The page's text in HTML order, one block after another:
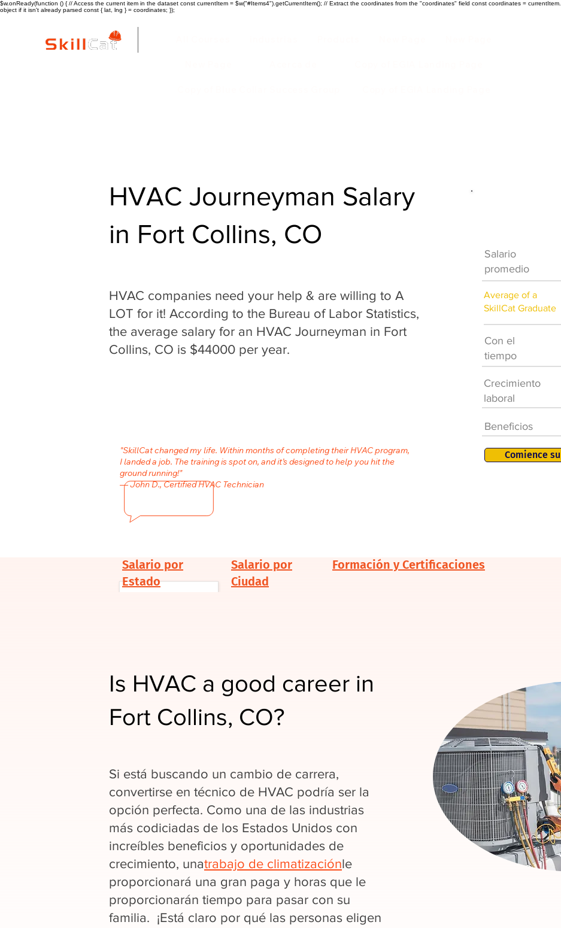
$w.onReady(function () { // Access the current item in the dataset const currentItem = $w("#Items4").getCurrentItem(); // Extract the coordinates from the "coordinates" field const coordinates =
object if it isn't already parsed const { lat, lng } = coordinates; });
HVAC Journeyman Salary
in Fort Collins, CO
HVAC companies need your help & are willing to A
LOT for it! According to the Bureau of Labor Statistics,
the average salary for an HVAC Journeyman in Fort
Collins, CO is $44000 per year.
"SkillCat changed my life. Within months of completing their HVAC program,
I landed a job. The training is spot on, and it’s designed to help you hit the
ground running!"
— John D., Certified HVAC Technician
Salario
promedio
Average of a
SkillCat Graduate
Con el
tiempo
Crecimiento
laboral
Beneficios
Comience
Is HVAC a good career in
Fort Collins, CO?
Si está buscando un cambio de carrera,
convertirse en técnico de HVAC podría ser la
opción perfecta. Como una de las industrias
más codiciadas de los Estados Unidos con
increíbles beneficios y oportunidades de
crecimiento, unatrabajo de climatizaciónle
proporcionará una gran paga y horas que le
proporcionarán tiempo para pasar con su
familia. ¡Está claro por qué las personas eligen
Salario por
Estado
Salario por
Ciudad
Formación y Certificaciones